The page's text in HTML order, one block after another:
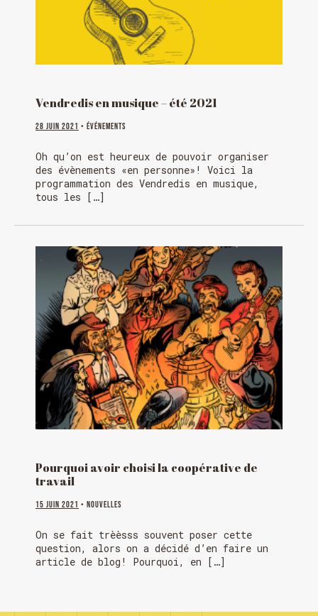
Vendredis en musique – été 2021
28 juin 2021 • Événements
Oh qu’on est heureux de pouvoir organiser
des évènements «en personne»! Voici la
programmation des Vendredis en musique,
tous les […]
Pourquoi avoir choisi la coopérative de
travail
15 juin 2021 • Nouvelles
On se fait trèèsss souvent poser cette
question, alors on a décidé d’en faire un
article de blog! Pourquoi, en […]